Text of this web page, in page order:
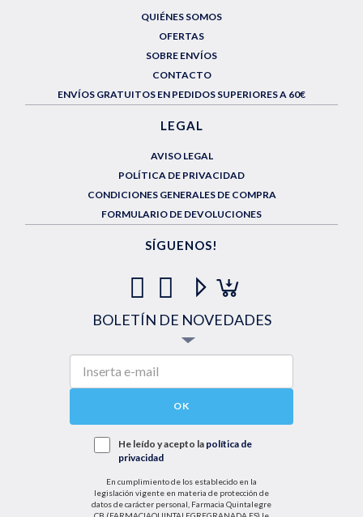
QUIÉNES SOMOS
OFERTAS
SOBRE ENVÍOS
CONTACTO
ENVÍOS GRATUITOS EN PEDIDOS SUPERIORES A 60€
LEGAL
AVISO LEGAL
POLÍTICA DE PRIVACIDAD
CONDICIONES GENERALES DE COMPRA
FORMULARIO DE DEVOLUCIONES
SÍGUENOS!
BOLETÍN DE NOVEDADES
OK
He leído y acepto la política de
privacidad
En cumplimiento de los establecido en la
legislación vigente en materia de protección de
datos de carácter personal, Farmacia Quintalegre